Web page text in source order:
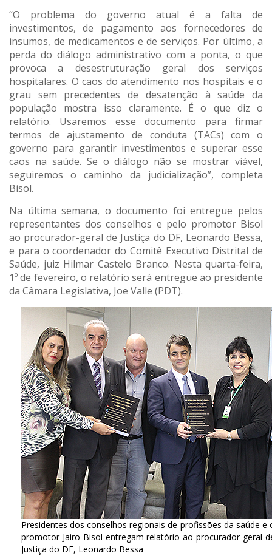
“O problema do governo atual é a falta de
investimentos, de pagamento aos fornecedores de
insumos, de medicamentos e de serviços. Por último, a
perda do diálogo administrativo com a ponta, o que
provoca a desestruturação geral dos serviços
hospitalares. O caos do atendimento nos hospitais e o
grau sem precedentes de desatenção à saúde da
população mostra isso claramente. É o que diz o
relatório. Usaremos esse documento para firmar
termos de ajustamento de conduta (TACs) com o
governo para garantir investimentos e superar esse
caos na saúde. Se o diálogo não se mostrar viável,
seguiremos o caminho da judicialização”, completa
Bisol.
Na última semana, o documento foi entregue pelos
representantes dos conselhos e pelo promotor Bisol
ao procurador-geral de Justiça do DF, Leonardo Bessa,
e para o coordenador do Comitê Executivo Distrital de
Saúde, juiz Hilmar Castelo Branco. Nesta quarta-feira,
1º de fevereiro, o relatório será entregue ao presidente
da Câmara Legislativa, Joe Valle (PDT).
Presidentes dos conselhos regionais de profissões da saúde e
promotor Jairo Bisol entregam relatório ao procurador-geral
Justiça do DF, Leonardo Bessa